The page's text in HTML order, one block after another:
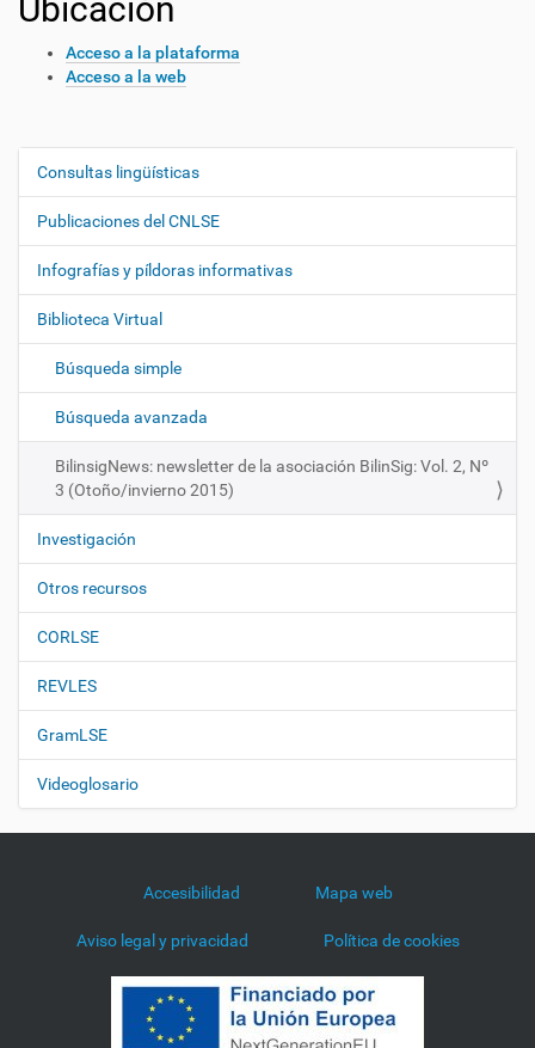
Ubicación
Acceso a la plataforma
Acceso a la web
N
e
g
a
i
n
Consultas lingüísticas
Publicaciones del CNLSE
Infografías y píldoras informativas
Biblioteca Virtual
Búsqueda simple
Búsqueda avanzada
BilinsigNews: newsletter de la asociación BilinSig: Vol. 2, Nº
3 (Otoño/invierno 2015)
Investigación
Otros recursos
CORLSE
REVLES
GramLSE
Videoglosario
Accesibilidad Mapa web
Aviso legal y privacidad Política de cookies